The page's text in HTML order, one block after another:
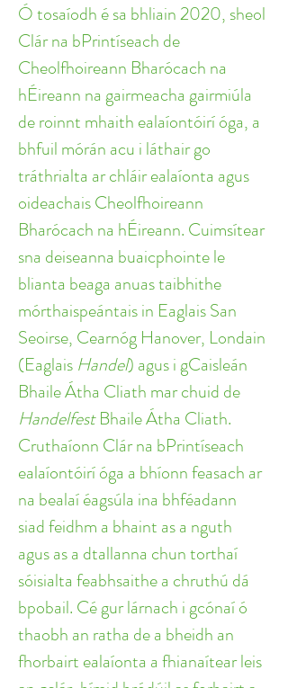
Ó tosaíodh é sa bhliain 2020, sheol
Clár na bPrintíseach de
Cheolfhoireann Bharócach na
hÉireann na gairmeacha gairmiúla
de roinnt mhaith ealaíontóirí óga, a
bhfuil mórán acu i láthair go
tráthrialta ar chláir ealaíonta agus
oideachais Cheolfhoireann
Bharócach na hÉireann. Cuimsítear
sna deiseanna buaicphointe le
blianta beaga anuas taibhithe
mórthaispeántais in Eaglais San
Seoirse, Cearnóg Hanover, Londain
(Eaglais Handel) agus i gCaisleán
Bhaile Átha Cliath mar chuid de
Handelfest Bhaile Átha Cliath.
Cruthaíonn Clár na bPrintíseach
ealaíontóirí óga a bhíonn feasach ar
na bealaí éagsúla ina bhféadann
siad feidhm a bhaint as a nguth
agus as a dtallanna chun torthaí
sóisialta feabhsaithe a chruthú dá
bpobail. Cé gur lárnach i gcónaí ó
thaobh an ratha de a bheidh an
fhorbairt ealaíonta a fhianaítear leis